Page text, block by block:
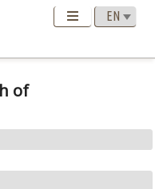
of